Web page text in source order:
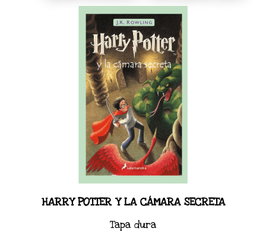
HARRY POTTER Y LA CÁMARA SECRETA
Tapa dura